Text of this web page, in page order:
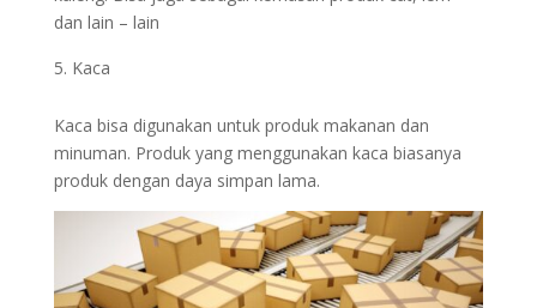
dan lain – lain
Kaca
Kaca bisa digunakan untuk produk makanan dan
minuman. Produk yang menggunakan kaca biasanya
produk dengan daya simpan lama.